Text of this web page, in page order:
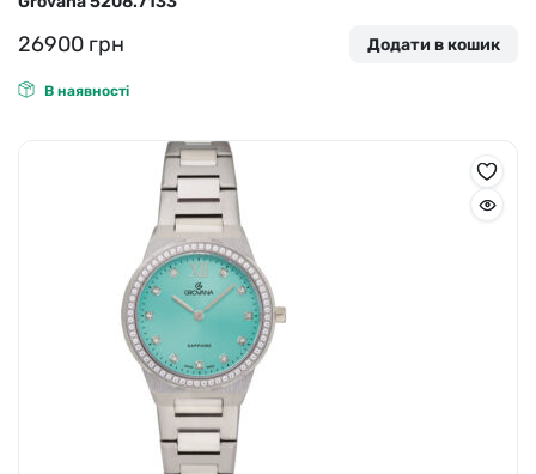
26900 грн Додати в кошик
В наявності